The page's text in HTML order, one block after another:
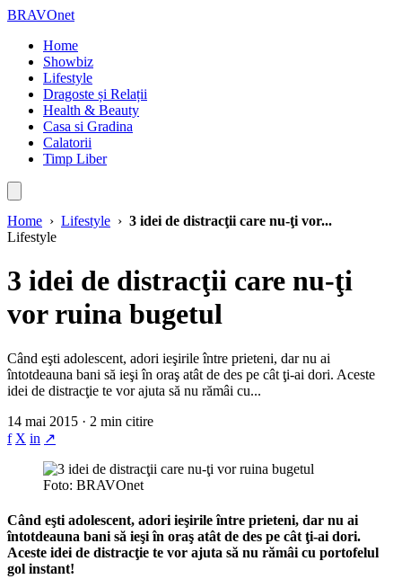
BRAVOnet
Home
Showbiz
Lifestyle
Dragoste și Relații
Health & Beauty
Casa si Gradina
Calatorii
Timp Liber
Home › Lifestyle › 3 idei de distracţii care nu-ţi vor...
Lifestyle
3 idei de distracţii care nu-ţi
vor ruina bugetul
Când eşti adolescent, adori ieşirile între prieteni, dar nu ai
întotdeauna bani să ieşi în oraş atât de des pe cât ţi-ai dori. Aceste
idei de distracţie te vor ajuta să nu rămâi cu...
14 mai 2015 · 2 min citire
f X in ↗
Foto: BRAVOnet
Când eşti adolescent, adori ieşirile între prieteni, dar nu ai
întotdeauna bani să ieşi în oraş atât de des pe cât ţi-ai dori.
Aceste idei de distracţie te vor ajuta să nu rămâi cu portofelul
gol instant!